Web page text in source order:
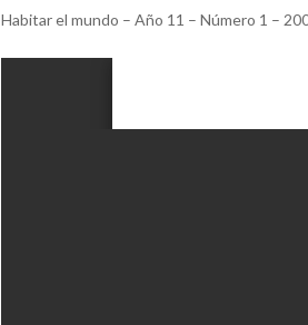
Habitar el mundo – Año 11 – Número 1 –